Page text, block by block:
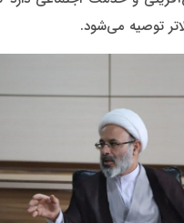
توصیه می‌شود.